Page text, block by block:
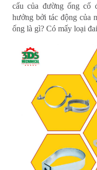
cấu của đường ống cố
hưởng bởi tác động của
ống là gì? Có mấy loại